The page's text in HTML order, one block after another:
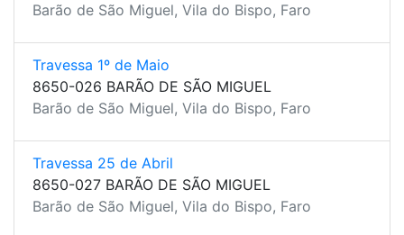
Barão de São Miguel, Vila do Bispo, Faro
Travessa 1º de Maio
8650-026 BARÃO DE SÃO MIGUEL
Barão de São Miguel, Vila do Bispo, Faro
Travessa 25 de Abril
8650-027 BARÃO DE SÃO MIGUEL
Barão de São Miguel, Vila do Bispo, Faro